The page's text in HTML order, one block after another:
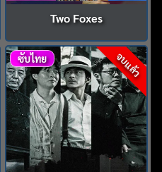
Two Foxes
จบแล้ว
ซับไทย